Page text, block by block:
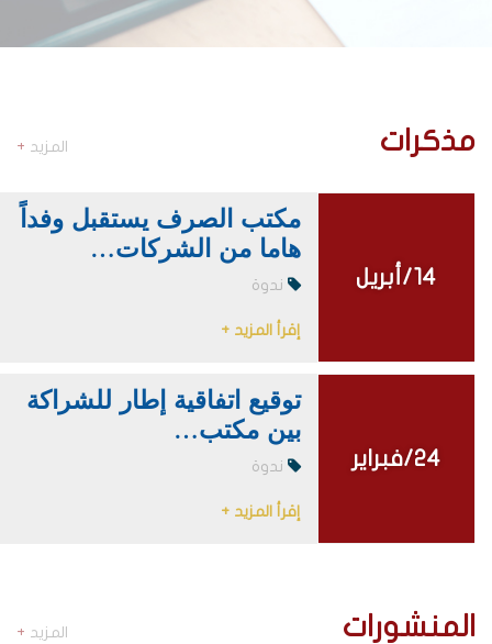
مذكرات المزيد +
14/أبريل
14/أبريل
مكتب الصرف يستقبل وفداً
هاما من الشركات…
ندوة
إقرأ المزيد +
24/فبراير
24/فبراير
توقيع اتفاقية إطار للشراكة
بين مكتب…
ندوة
إقرأ المزيد +
المنشورات المزيد +